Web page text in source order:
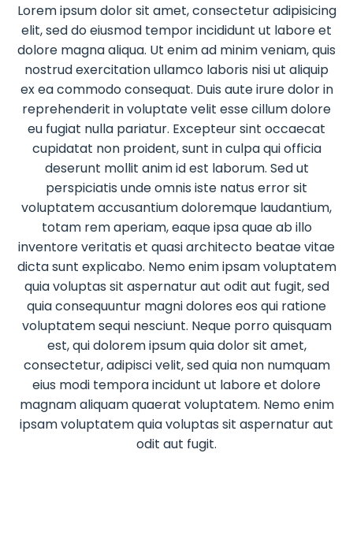
Lorem ipsum dolor sit amet, consectetur adipisicing
elit, sed do eiusmod tempor incididunt ut labore et
dolore magna aliqua. Ut enim ad minim veniam, quis
nostrud exercitation ullamco laboris nisi ut aliquip
ex ea commodo consequat. Duis aute irure dolor in
reprehenderit in voluptate velit esse cillum dolore
eu fugiat nulla pariatur. Excepteur sint occaecat
cupidatat non proident, sunt in culpa qui officia
deserunt mollit anim id est laborum. Sed ut
perspiciatis unde omnis iste natus error sit
voluptatem accusantium doloremque laudantium,
totam rem aperiam, eaque ipsa quae ab illo
inventore veritatis et quasi architecto beatae vitae
dicta sunt explicabo. Nemo enim ipsam voluptatem
quia voluptas sit aspernatur aut odit aut fugit, sed
quia consequuntur magni dolores eos qui ratione
voluptatem sequi nesciunt. Neque porro quisquam
est, qui dolorem ipsum quia dolor sit amet,
consectetur, adipisci velit, sed quia non numquam
eius modi tempora incidunt ut labore et dolore
magnam aliquam quaerat voluptatem. Nemo enim
ipsam voluptatem quia voluptas sit aspernatur aut
odit aut fugit.